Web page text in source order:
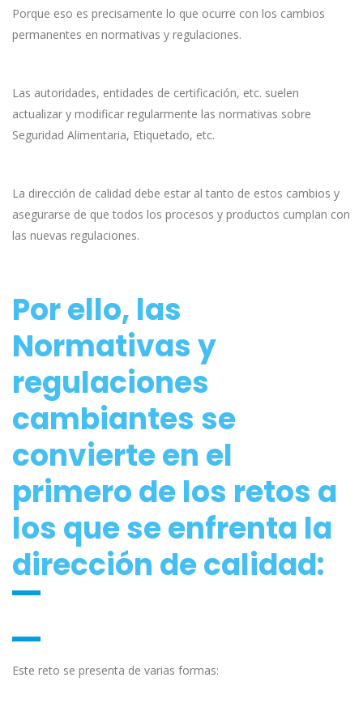
Porque eso es precisamente lo que ocurre con los cambios
permanentes en normativas y regulaciones.
Las autoridades, entidades de certificación, etc. suelen
actualizar y modificar regularmente las normativas sobre
Seguridad Alimentaria, Etiquetado, etc.
La dirección de calidad debe estar al tanto de estos cambios y
asegurarse de que todos los procesos y productos cumplan con
las nuevas regulaciones.
Por ello, las
Normativas y
regulaciones
cambiantes se
convierte en el
primero de los retos a
los que se enfrenta la
dirección de calidad:
Este reto se presenta de varias formas: